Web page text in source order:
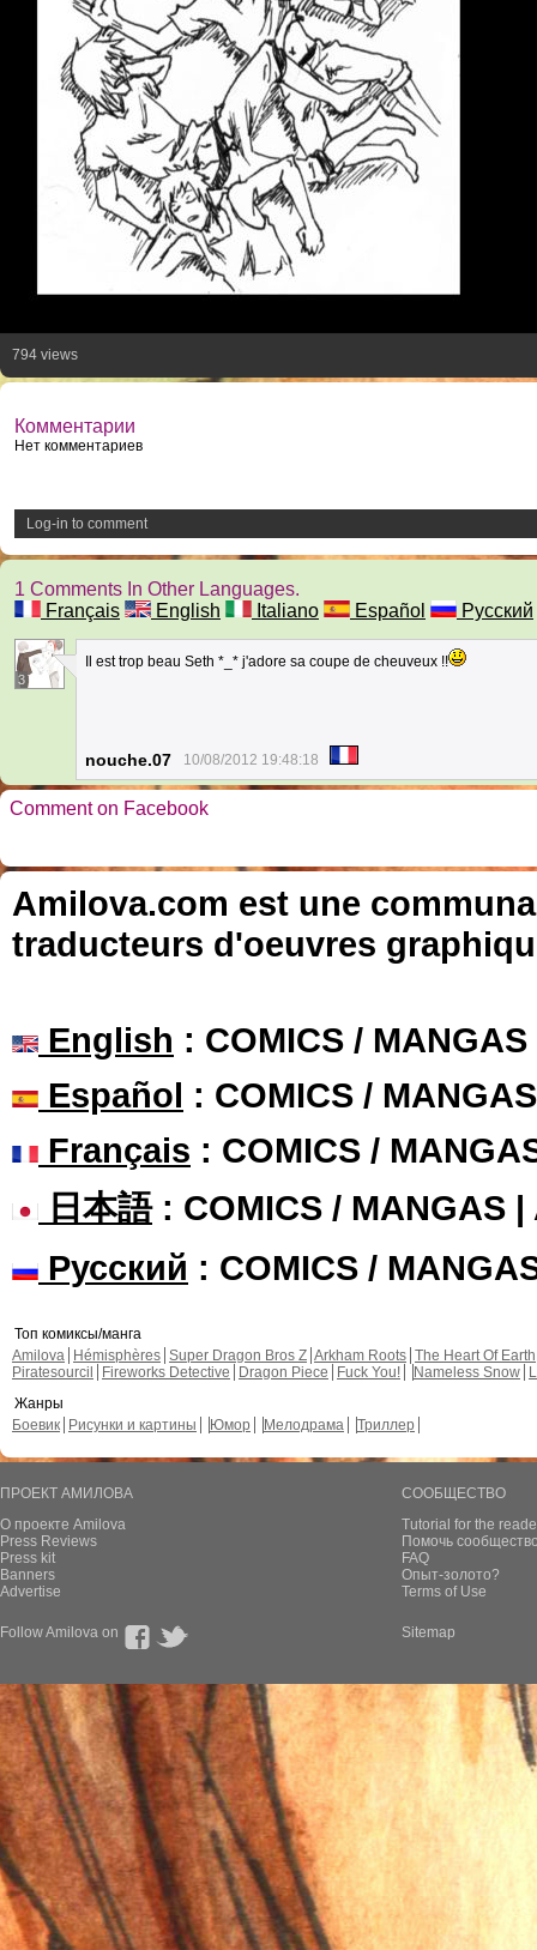
794 views
Комментарии
Нет комментариев
Log-in to comment
1 Comments In Other Languages.
Français
English Italiano Español Русский
3
Il est trop beau Seth *_* j'adore sa coupe de cheuveux !!
nouche.07 10/08/2012 19:48:18
Comment on Facebook
Amilova.com est une
traducteurs d'oeuvres
English : COMICS /
Español : COMICS /
Français : COMICS /
日本語: COMICS / MANGAS |
Русский : COMICS /
Топ комиксы/манга
Amilova
Hémisphères Super Dragon Bros Z Arkham Roots The Heart Of Earth
Piratesourcil
Fireworks Detective Dragon Piece Fuck You! Nameless Snow
Жанры
Боевик
Рисунки и картины Юмор Мелодрама Триллер
ПРОЕКТ АМИЛОВА
О проекте Amilova
Press Reviews
Press kit
Banners
Advertise
СООБЩЕСТВО
Tutorial for the
Помочь
FAQ
Опыт-золото?
Terms of Use
Follow Amilova on Sitemap